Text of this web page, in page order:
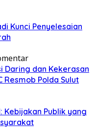
Kunci Penyelesaian
Daring dan Kekerasan
Resmob Polda Sulut
Kebijakan Publik yang